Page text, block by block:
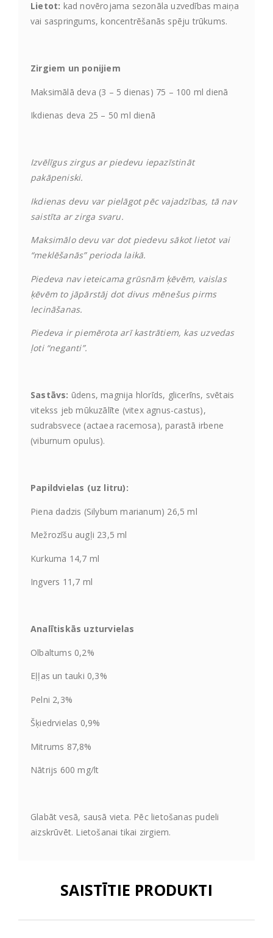
Lietot: kad novērojama sezonāla uzvedības maiņa
vai saspringums, koncentrēšanās spēju trūkums.
Zirgiem un ponijiem
Maksimālā deva (3 – 5 dienas) 75 – 100 ml dienā
Ikdienas deva 25 – 50 ml dienā
Izvēlīgus zirgus ar piedevu iepazīstināt
pakāpeniski.
Ikdienas devu var pielāgot pēc vajadzības, tā nav
saistīta ar zirga svaru.
Maksimālo devu var dot piedevu sākot lietot vai
“meklēšanās” perioda laikā.
Piedeva nav ieteicama grūsnām ķēvēm, vaislas
ķēvēm to jāpārstāj dot divus mēnešus pirms
lecināšanas.
Piedeva ir piemērota arī kastrātiem, kas uzvedas
ļoti “neganti”.
Sastāvs: ūdens, magnija hlorīds, glicerīns, svētais
vitekss jeb mūkuzālīte (vitex agnus-castus),
sudrabsvece (actaea racemosa), parastā irbene
(viburnum opulus).
Papildvielas (uz litru):
Piena dadzis (Silybum marianum) 26,5 ml
Mežrozīšu augļi 23,5 ml
Kurkuma 14,7 ml
Ingvers 11,7 ml
Analītiskās uzturvielas
Olbaltums 0,2%
Eļļas un tauki 0,3%
Pelni 2,3%
Šķiedrvielas 0,9%
Mitrums 87,8%
Nātrijs 600 mg/lt
Glabāt vesā, sausā vieta. Pēc lietošanas pudeli
aizskrūvēt. Lietošanai tikai zirgiem.
SAISTĪTIE PRODUKTI